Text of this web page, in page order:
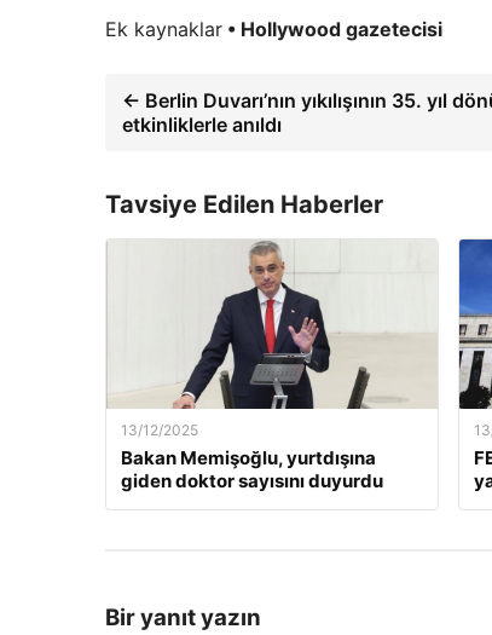
Ek kaynaklar • Hollywood gazetecisi
← Berlin Duvarı’nın yıkılışının 35. yıl
etkinliklerle anıldı
Tavsiye Edilen Haberler
13/12/2025
Bakan Memişoğlu, yurtdışına
giden doktor sayısını duyurdu
Bir yanıt yazın